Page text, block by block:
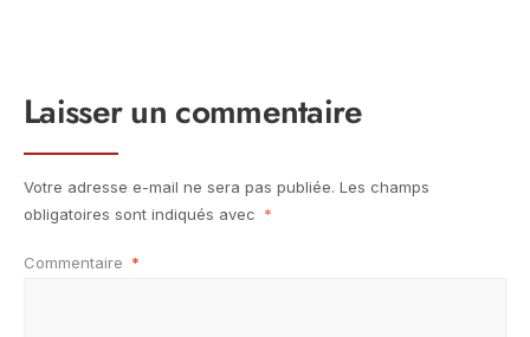
Laisser un commentaire
Votre adresse e-mail ne sera pas publiée. Les champs
obligatoires sont indiqués avec *
Commentaire *